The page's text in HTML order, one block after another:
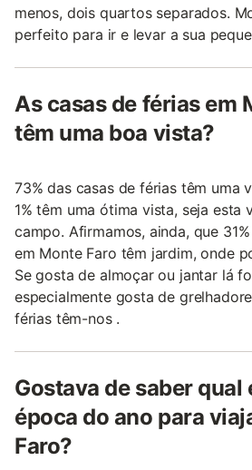
menos, dois quartos separados.
perfeito para ir e levar a sua
As casas de férias em
têm uma boa vista?
73% das casas de férias têm uma
1% têm uma ótima vista, seja esta
campo. Afirmamos, ainda, que
em Monte Faro têm jardim, onde
Se gosta de almoçar ou jantar lá
especialmente gosta de
férias têm-nos .
Gostava de saber qual
época do ano para
Faro?